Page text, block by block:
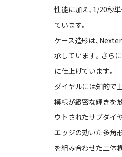
性能に加え、1/20秒
ています。
ケース造形は、
承しています。さら
に仕上げています。
ダイヤルには知的で
模様が緻密な輝きを
ウトされたサブダイ
エッジの効いた多角
を組み合わせた二体